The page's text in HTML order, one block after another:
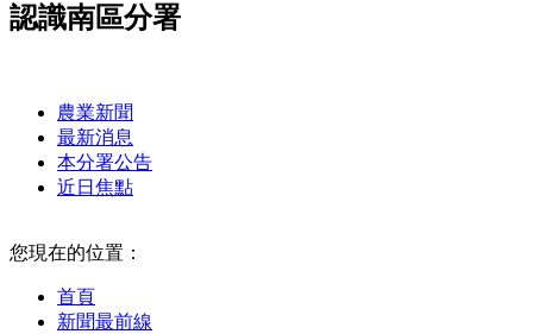
認識南區分署
農業新聞
最新消息
本分署公告
近日焦點
您現在的位置：
首頁
新聞最前線